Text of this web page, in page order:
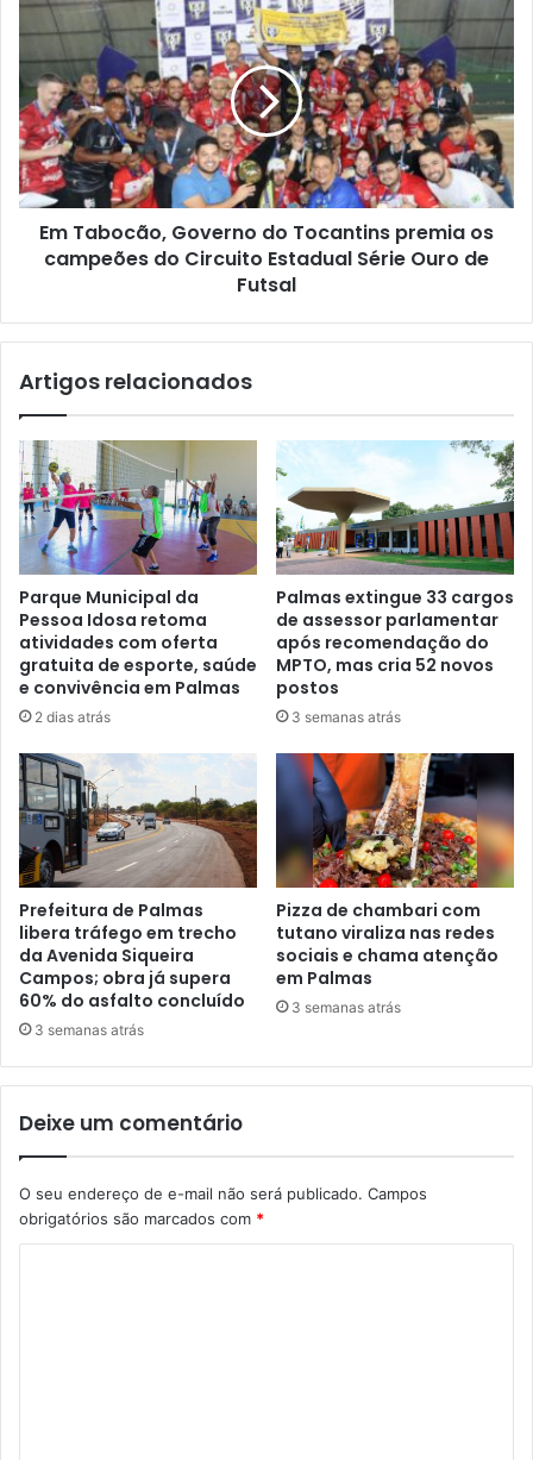
Em Tabocão, Governo do Tocantins premia os
campeões do Circuito Estadual Série Ouro de
Futsal
Artigos relacionados
Parque Municipal da
Pessoa Idosa retoma
atividades com oferta
gratuita de esporte, saúde
e convivência em Palmas
2 dias atrás
Palmas extingue 33 cargos
de assessor parlamentar
após recomendação do
MPTO, mas cria 52 novos
postos
3 semanas atrás
Prefeitura de Palmas
libera tráfego em trecho
da Avenida Siqueira
Campos; obra já supera
60% do asfalto concluído
3 semanas atrás
Pizza de chambari com
tutano viraliza nas redes
sociais e chama atenção
em Palmas
3 semanas atrás
Deixe um comentário
O seu endereço de e-mail não será publicado. Campos
obrigatórios são marcados com *